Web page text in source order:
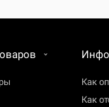
Как
Как